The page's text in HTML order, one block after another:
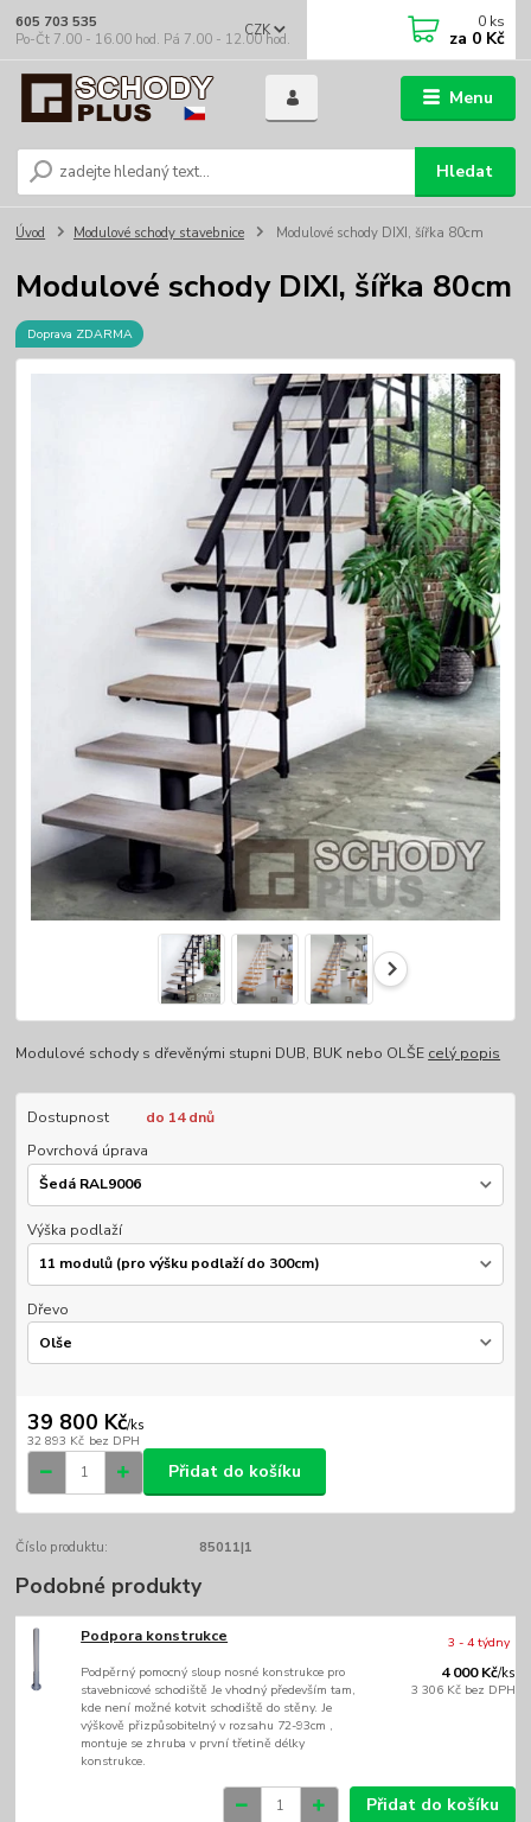
Menu
CZK
Hledat
605 703 535
Po-Čt 7.00 - 16.00 hod. Pá 7.00 - 12.00 hod.
0 ks
za 0 Kč
Úvod Modulové schody stavebnice Modulové schody DIXI, šířka 80cm
Modulové schody DIXI, šířka 80cm
Doprava ZDARMA
Modulové schody s dřevěnými stupni DUB, BUK nebo OLŠE celý popis
Dostupnost
do 14 dnů
Povrchová úprava
Výška podlaží
Dřevo
39 800 Kč/ks
32 893 Kč bez DPH
Přidat do košíku
Číslo produktu: 85011|1
Podobné produkty
Podpora konstrukce
Podpěrný pomocný sloup nosné konstrukce pro
stavebnicové schodiště Je vhodný především tam,
kde není možné kotvit schodiště do stěny. Je
výškově přizpůsobitelný v rozsahu 72-93cm ,
montuje se zhruba v první třetině délky
konstrukce.
4 000 Kč/ks
3 306 Kč bez DPH
3 - 4 týdny
Přidat do košíku